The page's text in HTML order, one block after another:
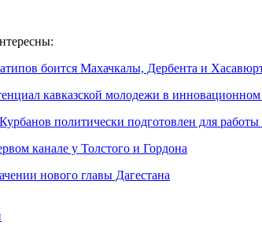
боится Махачкалы, Дербента и
кавказской молодежи в
политически подготовлен для
канале у Толстого и Гордона
нового главы Дагестана